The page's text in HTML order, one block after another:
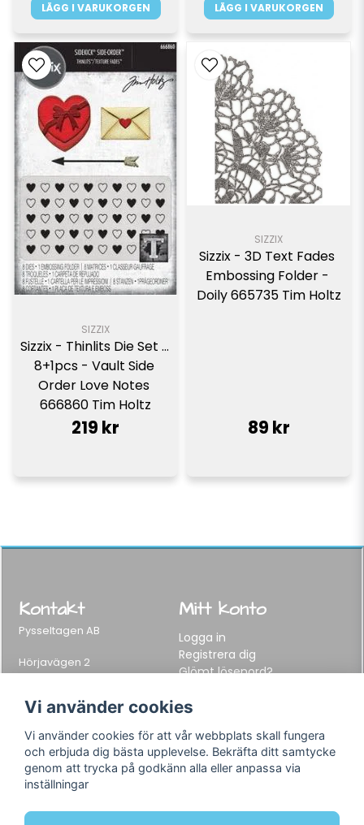
LÄGG I VARUKORGEN LÄGG I VARUKORGEN
SIZZIX
Sizzix - Thinlits Die Set -
8+1pcs - Vault Side
Order Love Notes
666860 Tim Holtz
219 kr
SIZZIX
Sizzix - 3D Text Fades
Embossing Folder -
Doily 665735 Tim Holtz
89 kr
Kontakt
Pysseltagen AB
Hörjavägen 2
282 34 Tyringe, Sweden
E-post:info@pysseltagen.se
Mitt konto
Logga in
Registrera dig
Glömt lösenord?
Info
Varumärken
Om oss
Följ oss
Vi använder cookies
Vi använder cookies för att vår webbplats skall fungera
och erbjuda dig bästa upplevelse. Bekräfta ditt samtycke
genom att trycka på godkänn alla eller anpassa via
inställningar